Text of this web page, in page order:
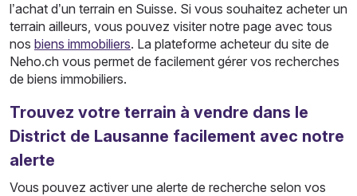
l’achat d’un terrain en Suisse. Si vous souhaitez acheter un
terrain ailleurs, vous pouvez visiter notre page avec tous
nos biens immobiliers. La plateforme acheteur du site de
Neho.ch vous permet de facilement gérer vos recherches
de biens immobiliers.
Trouvez votre terrain à vendre dans le
District de Lausanne facilement avec notre
alerte
Vous pouvez activer une alerte de recherche selon vos